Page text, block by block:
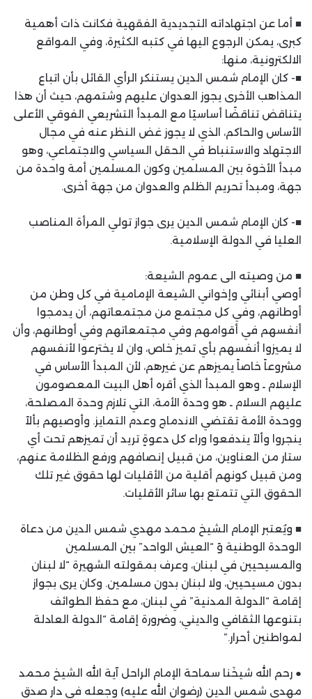
■ أما عن اجتهاداته التجديدية الفقهية فكانت ذات أهمية
كبرى، يمكن الرجوع اليها في كتبه الكثيرة، وفي المواقع
الالكترونية، منها:
■- كان الإمام شمس الدين يستنكر الرأي القائل بأن اتباع
المذاهب الأخرى يجوز العدوان عليهم وشتمهم، حيث أن هذا
يتناقض تناقضًا أساسيًا مع المبدأ التشريعي الفوقي الأعلى
الأساس والحاكم، الذي لا يجوز غض النظر عنه في مجال
الاجتهاد والاستنباط في الحقل السياسي والاجتماعي، وهو
مبدأ الأخوة بين المسلمين وكون المسلمين أمة واحدة من
جهة، ومبدأ تحريم الظلم والعدوان من جهة أخرى.
■- كان الإمام شمس الدين يرى جواز تولي المرأة المناصب
العليا في الدولة الإسلامية.
■ من وصيته الى عموم الشيعة:
أوصي أبنائي وإخواني الشيعة الإمامية في كل وطن من
أوطانهم، وفي كل مجتمع من مجتمعاتهم، أن يدمجوا
أنفسهم في أقوامهم وفي مجتمعاتهم وفي أوطانهم، وأن
لا يميزوا أنفسهم بأي تميز خاص، وان لا يخترعوا لأنفسهم
مشروعاً خاصاً يميزهم عن غيرهم، لأن المبدأ الأساس في
الإسلام ـ وهو المبدأ الذي أقره أهل البيت المعصومون
عليهم السلام ـ هو وحدة الأمة، التي تلازم وحدة المصلحة،
ووحدة الأمة تقتضي الاندماج وعدم التمايز. وأوصيهم بألاً
ينجروا وألاً يندفعوا وراء كل دعوةٍ تريد أن تميزهم تحت أي
ستار من العناوين، من قبيل إنصافهم ورفع الظلامة عنهم،
ومن قبيل كونهم أقلية من الأقليات لها حقوق غير تلك
الحقوق التي تتمتع بها سائر الأقليات.
■ ويُعتبر الإمام الشيخ محمد مهدي شمس الدين من دعاة
الوحدة الوطنية وً “العيش الواحد” بين المسلمين
والمسيحيين في لبنان، وعرف بمقولته الشهيرة “لا لبنان
بدون مسيحيين، ولا لبنان بدون مسلمين. وكان يرى بجواز
إقامة “الدولة المدنية” في لبنان، مع حفظ الطوائف
بتنوعها الثقافي والديني، وضرورة إقامة “الدولة العادلة
لمواطنين أحرار.”
● رحم الله شيخَنا سماحة الإمام الراحل آية الله الشيخ محمد
مهدي شمس الدين (رضوان الله عليه) وجعله في دار صدقٍ